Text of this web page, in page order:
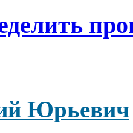
Юрьевич